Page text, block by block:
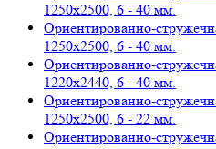
1250х2500, 6 - 40 мм.
Ориентированно-
1250х2500, 6 - 40 мм.
Ориентированно-
1220х2440, 6 - 40 мм.
Ориентированно-
1250х2500, 6 - 22 мм.
Ориентированно-